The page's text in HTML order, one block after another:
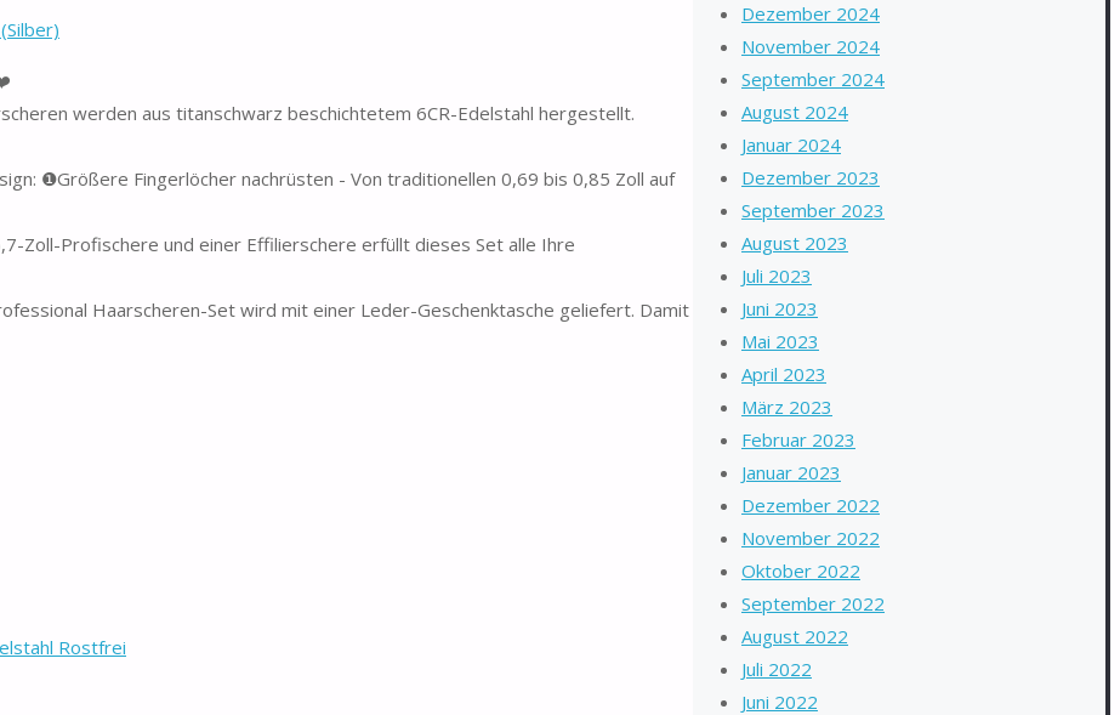
werden aus titanschwarz beschichtetem 6CR-Edelstahl hergestellt.
❶Größere Fingerlöcher nachrüsten - Von traditionellen 0,69 bis 0,85 Zoll auf
Zoll-Profischere und einer Effilierschere erfüllt dieses Set alle Ihre
Haarscheren-Set wird mit einer Leder-Geschenktasche geliefert. Damit
Rostfrei
Dezember 2024
November 2024
September 2024
August 2024
Januar 2024
Dezember 2023
September 2023
August 2023
Juli 2023
Juni 2023
Mai 2023
April 2023
März 2023
Februar 2023
Januar 2023
Dezember 2022
November 2022
Oktober 2022
September 2022
August 2022
Juli 2022
Juni 2022